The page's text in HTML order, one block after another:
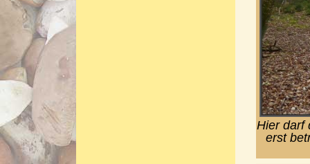
Hier darf
erst